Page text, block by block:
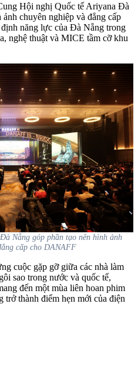
Hội nghị Quốc tế Ariyana Đà
chuyên nghiệp và đẳng cấp
năng lực của Đà Nẵng trong
nghệ thuật và MICE tầm cỡ khu
Nẵng góp phần tạo nên hình ảnh
cấp cho DANAFF
cuộc gặp gỡ giữa các nhà làm
sao trong nước và quốc tế,
đến một mùa liên hoan phim
trở thành điểm hẹn mới của điện